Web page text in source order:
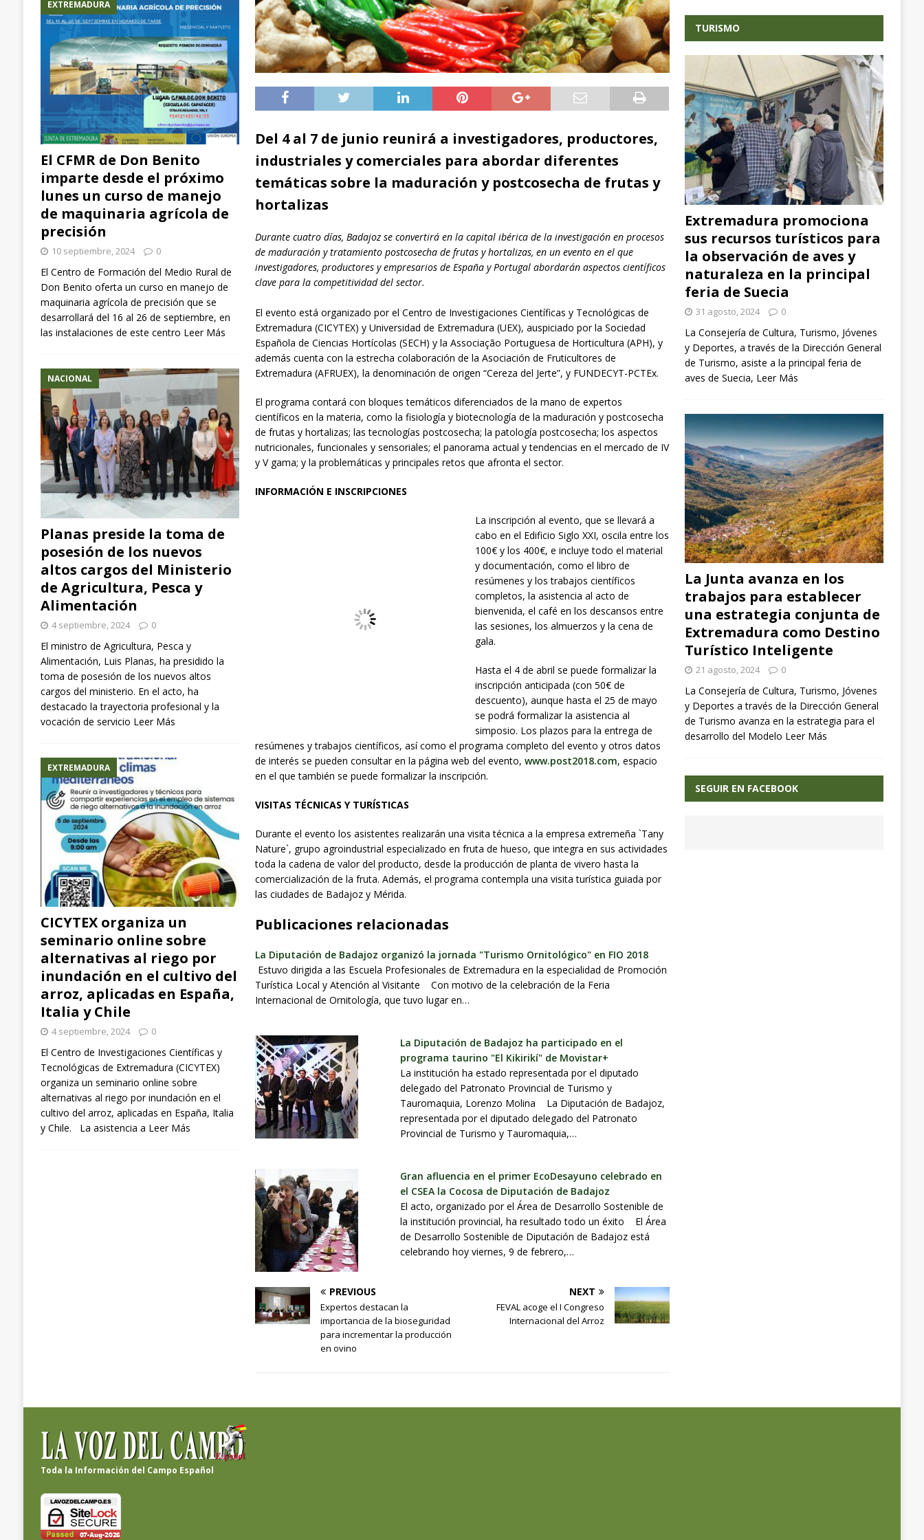
Del 4 al 7 de junio reunirá a investigadores, productores,
industriales y comerciales para abordar diferentes
temáticas sobre la maduración y postcosecha de frutas y
hortalizas
Durante cuatro días, Badajoz se convertirá en la capital ibérica de la investigación en procesos
de maduración y tratamiento postcosecha de frutas y hortalizas, en un evento en el que
investigadores, productores y empresarios de España y Portugal abordarán aspectos científicos
clave para la competitividad del sector.
El evento está organizado por el Centro de Investigaciones Científicas y Tecnológicas de
Extremadura (CICYTEX) y Universidad de Extremadura (UEX), auspiciado por la Sociedad
Española de Ciencias Hortícolas (SECH) y la Associação Portuguesa de Horticultura (APH), y
además cuenta con la estrecha colaboración de la Asociación de Fruticultores de
Extremadura (AFRUEX), la denominación de origen “Cereza del Jerte”, y FUNDECYT-PCTEx.
El programa contará con bloques temáticos diferenciados de la mano de expertos
científicos en la materia, como la fisiología y biotecnología de la maduración y postcosecha
de frutas y hortalizas; las tecnologías postcosecha; la patología postcosecha; los aspectos
nutricionales, funcionales y sensoriales; el panorama actual y tendencias en el mercado de IV
y V gama; y la problemáticas y principales retos que afronta el sector.
INFORMACIÓN E INSCRIPCIONES
La inscripción al evento, que se llevará a
cabo en el Edificio Siglo XXI, oscila entre los
100€ y los 400€, e incluye todo el material
y documentación, como el libro de
resúmenes y los trabajos científicos
completos, la asistencia al acto de
bienvenida, el café en los descansos entre
las sesiones, los almuerzos y la cena de
gala.
Hasta el 4 de abril se puede formalizar la
inscripción anticipada (con 50€ de
descuento), aunque hasta el 25 de mayo
se podrá formalizar la asistencia al
simposio. Los plazos para la entrega de
resúmenes y trabajos científicos, así como el programa completo del evento y otros datos
de interés se pueden consultar en la página web del evento,www.post2018.com, espacio
en el que también se puede formalizar la inscripción.
VISITAS TÉCNICAS Y TURÍSTICAS
Durante el evento los asistentes realizarán una visita técnica a la empresa extremeña `Tany
Nature`, grupo agroindustrial especializado en fruta de hueso, que integra en sus actividades
toda la cadena de valor del producto, desde la producción de planta de vivero hasta la
comercialización de la fruta. Además, el programa contempla una visita turística guiada por
las ciudades de Badajoz y Mérida.
Publicaciones relacionadas
La Diputación de Badajoz organizó la jornada "Turismo Ornitológico" en FIO 2018
Estuvo dirigida a las Escuela Profesionales de Extremadura en la especialidad de Promoción
Turística Local y Atención al Visitante Con motivo de la celebración de la Feria
Internacional de Ornitología, que tuvo lugar en…
La Diputación de Badajoz ha participado en el
programa taurino "El Kikirikí" de Movistar+
La institución ha estado representada por el diputado
delegado del Patronato Provincial de Turismo y
Tauromaquia, Lorenzo Molina La Diputación de Badajoz,
representada por el diputado delegado del Patronato
Provincial de Turismo y Tauromaquia,…
Gran afluencia en el primer EcoDesayuno celebrado en
el CSEA la Cocosa de Diputación de Badajoz
El acto, organizado por el Área de Desarrollo Sostenible de
la institución provincial, ha resultado todo un éxito El Área
de Desarrollo Sostenible de Diputación de Badajoz está
celebrando hoy viernes, 9 de febrero,…
PREVIOUS
Expertos destacan la
importancia de la bioseguridad
para incrementar la producción
en ovino
NEXT
FEVAL acoge el I Congreso
Internacional del Arroz
EXTREMADURA
El CFMR de Don Benito
imparte desde el próximo
lunes un curso de manejo
de maquinaria agrícola de
precisión
10 septiembre, 2024 0
El Centro de Formación del Medio Rural de
Don Benito oferta un curso en manejo de
maquinaria agrícola de precisión que se
desarrollará del 16 al 26 de septiembre, en
las instalaciones de este centro Leer Más
NACIONAL
Planas preside la toma de
posesión de los nuevos
altos cargos del Ministerio
de Agricultura, Pesca y
Alimentación
4 septiembre, 2024 0
El ministro de Agricultura, Pesca y
Alimentación, Luis Planas, ha presidido la
toma de posesión de los nuevos altos
cargos del ministerio. En el acto, ha
destacado la trayectoria profesional y la
vocación de servicio Leer Más
EXTREMADURA
CICYTEX organiza un
seminario online sobre
alternativas al riego por
inundación en el cultivo del
arroz, aplicadas en España,
Italia y Chile
4 septiembre, 2024 0
El Centro de Investigaciones Científicas y
Tecnológicas de Extremadura (CICYTEX)
organiza un seminario online sobre
alternativas al riego por inundación en el
cultivo del arroz, aplicadas en España, Italia
y Chile. La asistencia a Leer Más
TURISMO
Extremadura promociona
sus recursos turísticos para
la observación de aves y
naturaleza en la principal
feria de Suecia
31 agosto, 2024 0
La Consejería de Cultura, Turismo, Jóvenes
y Deportes, a través de la Dirección General
de Turismo, asiste a la principal feria de
aves de Suecia, Leer Más
La Junta avanza en los
trabajos para establecer
una estrategia conjunta de
Extremadura como Destino
Turístico Inteligente
21 agosto, 2024 0
La Consejería de Cultura, Turismo, Jóvenes
y Deportes a través de la Dirección General
de Turismo avanza en la estrategia para el
desarrollo del Modelo Leer Más
SEGUIR EN FACEBOOK
Toda la Información del Campo Español